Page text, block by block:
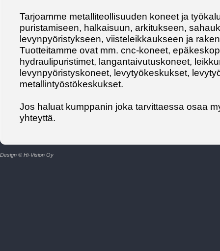
Tarjoamme metalliteollisuuden koneet ja
puristamiseen, halkaisuun, arkitukseen,
levynpyöristykseen, viisteleikkaukseen ja
Tuotteitamme ovat mm. cnc-koneet,
hydraulipuristimet, langantaivutuskoneet,
levynpyöristyskoneet, levytyökeskukset,
metallintyöstökeskukset.
Jos haluat kumppanin joka tarvittaessa osaa
yhteyttä.
Design © Hi-Vision Oy